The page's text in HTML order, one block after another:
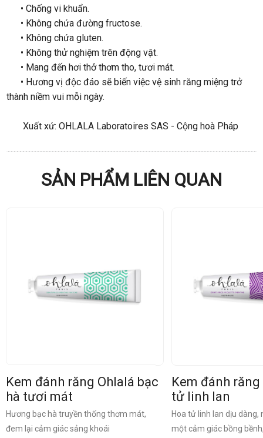
• Chống vi khuẩn.
• Không chứa đường fructose.
• Không chứa gluten.
• Không thử nghiệm trên động vật.
• Mang đến hơi thở thơm tho, tươi mát.
• Hương vị độc đáo sẽ biến việc vệ sinh răng miệng trở
thành niềm vui mỗi ngày.
Xuất xứ: OHLALA Laboratoires SAS - Cộng hoà Pháp
SẢN PHẨM LIÊN QUAN
Kem đánh răng Ohlalá bạc
hà tươi mát
Hương bạc hà truyền thống thơm mát,
đem lại cảm giác sảng khoái
Kem đánh
tử linh lan
Hoa tử linh lan dịu dàng,
một cảm giác bồng